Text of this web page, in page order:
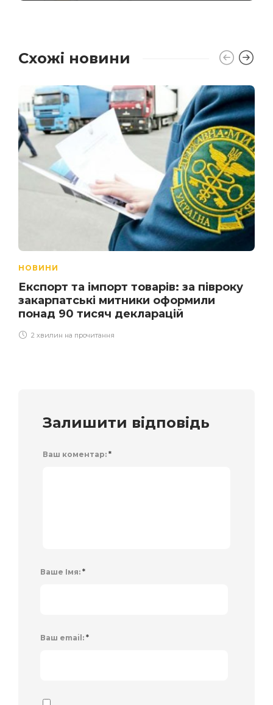
Схожі новини
НОВИНИ
Експорт та імпорт товарів: за півроку
закарпатські митники оформили
понад 90 тисяч декларацій
2 хвилин на прочитання
Залишити відповідь
Ваш коментар: *
Ваше Імя: *
Ваш email: *